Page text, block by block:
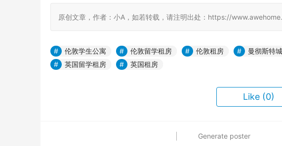
原创文章，作者：小A，如若转载，请注明出处：https://
伦敦学生公寓 伦敦留学租房 伦敦租房 曼彻斯特
英国留学租房
英国租房
Like (0)
Generate poster